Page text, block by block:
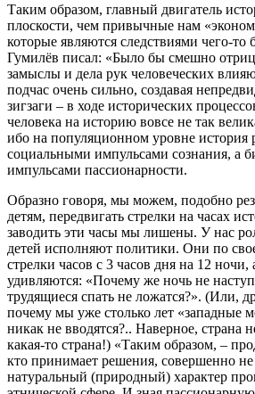
Таким образом, главный двигатель
плоскости, чем привычные нам
которые являются следствиями чего-то
Гумилёв писал: «Было бы смешно
замыслы и дела рук человеческих
подчас очень сильно, создавая
зигзаги – в ходе исторических
человека на историю вовсе не так
ибо на популяционном уровне история
социальными импульсами сознания, а
импульсами пассионарности.
Образно говоря, мы можем, подобно
детям, передвигать стрелки на часах
заводить эти часы мы лишены. У нас
детей исполняют политики. Они по
стрелки часов с 3 часов дня на 12
удивляются: «Почему же ночь не
трудящиеся спать не ложатся?». (Или,
почему мы уже столько лет «западные
никак не вводятся?.. Наверное, страна
какая-то страна!) «Таким образом, –
кто принимает решения, совершенно
натуральный (природный) характер